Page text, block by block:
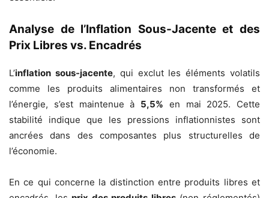
Analyse de l’Inflation Sous-Jacente et des
Prix Libres vs. Encadrés
L’inflation sous-jacente, qui exclut les éléments volatils
comme les produits alimentaires non transformés et
l’énergie, s’est maintenue à 5,5% en mai 2025. Cette
stabilité indique que les pressions inflationnistes sont
ancrées dans des composantes plus structurelles de
l’économie.
En ce qui concerne la distinction entre produits libres et